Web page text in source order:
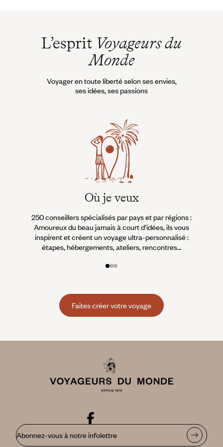
L’esprit Voyageurs du
Monde
Voyager en toute liberté selon ses envies,
ses idées, ses passions
Où je veux
250 conseillers spécialisés par pays et par régions :
Amoureux du beau jamais à court d’idées, ils vous
inspirent et créent un voyage ultra-personnalisé :
étapes, hébergements, ateliers, rencontres…
Faites créer votre voyage
Abonnez-vous à notre infolettre